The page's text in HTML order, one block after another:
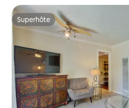
Superhôte
Superhôte